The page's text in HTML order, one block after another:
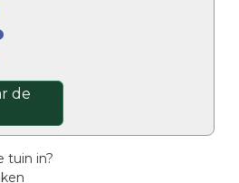
de
tuin in?